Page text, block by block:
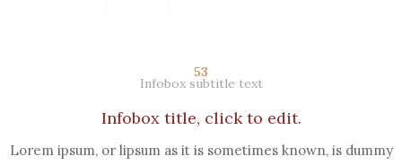
53
Infobox subtitle text
Infobox title, click to edit.
Lorem ipsum, or lipsum as it is sometimes known, is dummy